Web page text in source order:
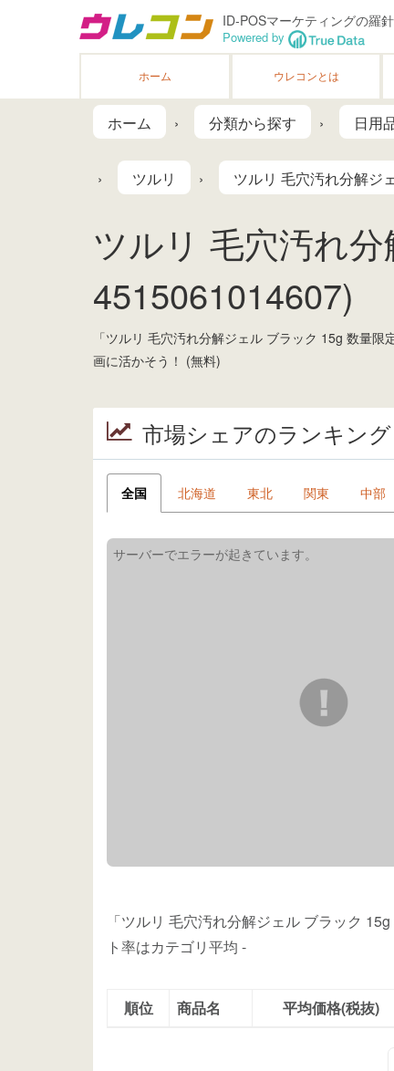
ID-POSマーケティングの羅
Powered by
ホーム ウレコンとは
ホーム 分類から探す 日用
ツルリ ツルリ 毛穴汚れ分解ジ
ツルリ 毛穴汚れ
4515061014607)
「ツルリ 毛穴汚れ分解ジェル ブラック 15g 数量
画に活かそう！ (無料)
市場シェアのランキング
全国 北海道 東北 関東 中部
「ツルリ 毛穴汚れ分解ジェル ブラック
ト率はカテゴリ平均 -
順位 商品名 平均価格(税抜)